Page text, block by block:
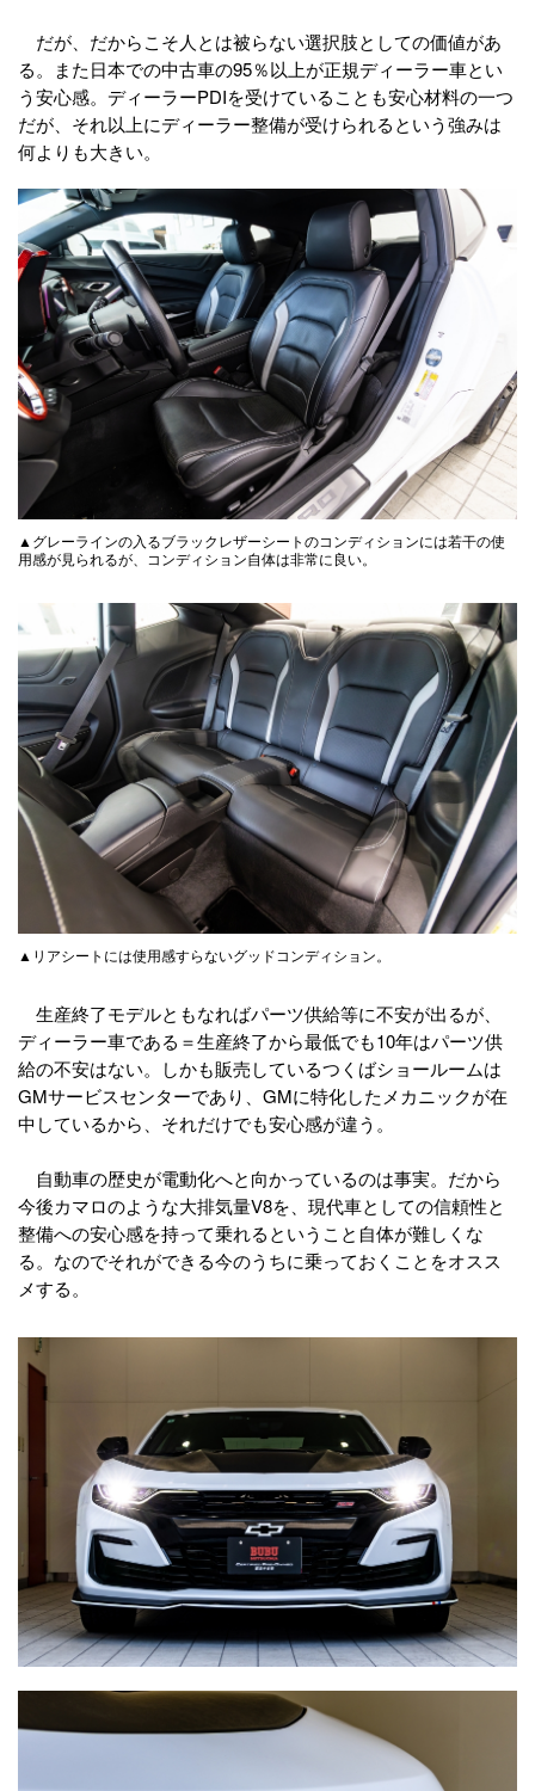
だが、だからこそ人とは被らない選択肢としての価値があ
る。また日本での中古車の95％以上が正規ディーラー車とい
う安心感。ディーラーPDIを受けていることも安心材料の一つ
だが、それ以上にディーラー整備が受けられるという強みは
何よりも大きい。
▲グレーラインの入るブラックレザーシートのコンディションには若干の使
用感が見られるが、コンディション自体は非常に良い。
▲リアシートには使用感すらないグッドコンディション。
生産終了モデルともなればパーツ供給等に不安が出るが、
ディーラー車である＝生産終了から最低でも10年はパーツ供
給の不安はない。しかも販売しているつくばショールームは
GMサービスセンターであり、GMに特化したメカニックが在
中しているから、それだけでも安心感が違う。
自動車の歴史が電動化へと向かっているのは事実。だから
今後カマロのような大排気量V8を、現代車としての信頼性と
整備への安心感を持って乗れるということ自体が難しくな
る。なのでそれができる今のうちに乗っておくことをオスス
メする。